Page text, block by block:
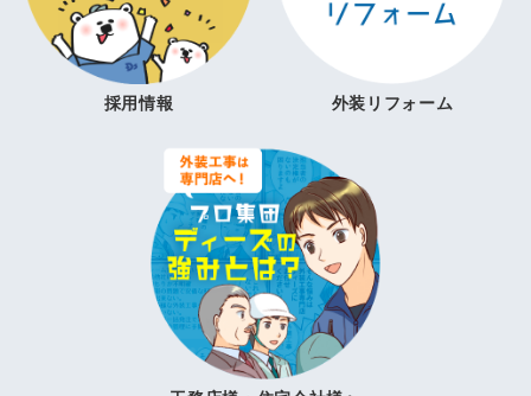
採用情報 外装リフォーム